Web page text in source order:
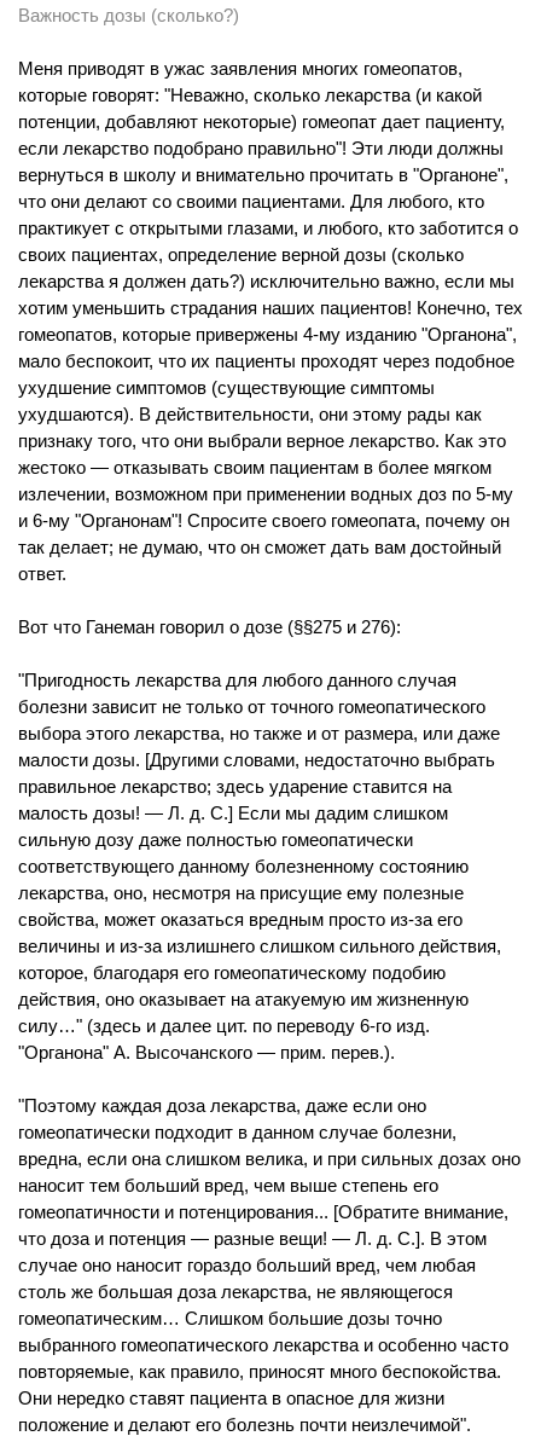
Важность дозы (сколько?)
Меня приводят в ужас заявления многих гомеопатов,
которые говорят: "Неважно, сколько лекарства (и какой
потенции, добавляют некоторые) гомеопат дает пациенту,
если лекарство подобрано правильно"! Эти люди должны
вернуться в школу и внимательно прочитать в "Органоне",
что они делают со своими пациентами. Для любого, кто
практикует с открытыми глазами, и любого, кто заботится о
своих пациентах, определение верной дозы (сколько
лекарства я должен дать?) исключительно важно, если мы
хотим уменьшить страдания наших пациентов! Конечно, тех
гомеопатов, которые привержены 4-му изданию "Органона",
мало беспокоит, что их пациенты проходят через подобное
ухудшение симптомов (существующие симптомы
ухудшаются). В действительности, они этому рады как
признаку того, что они выбрали верное лекарство. Как это
жестоко — отказывать своим пациентам в более мягком
излечении, возможном при применении водных доз по 5-му
и 6-му "Органонам"! Спросите своего гомеопата, почему он
так делает; не думаю, что он сможет дать вам достойный
ответ.
Вот что Ганеман говорил о дозе (§§275 и 276):
"Пригодность лекарства для любого данного случая
болезни зависит не только от точного гомеопатического
выбора этого лекарства, но также и от размера, или даже
малости дозы. [Другими словами, недостаточно выбрать
правильное лекарство; здесь ударение ставится на
малость дозы! — Л. д. С.] Если мы дадим слишком
сильную дозу даже полностью гомеопатически
соответствующего данному болезненному состоянию
лекарства, оно, несмотря на присущие ему полезные
свойства, может оказаться вредным просто из-за его
величины и из-за излишнего слишком сильного действия,
которое, благодаря его гомеопатическому подобию
действия, оно оказывает на атакуемую им жизненную
силу…" (здесь и далее цит. по переводу 6-го изд.
"Органона" А. Высочанского — прим. перев.).
"Поэтому каждая доза лекарства, даже если оно
гомеопатически подходит в данном случае болезни,
вредна, если она слишком велика, и при сильных дозах оно
наносит тем больший вред, чем выше степень его
гомеопатичности и потенцирования... [Обратите внимание,
что доза и потенция — разные вещи! — Л. д. С.]. В этом
случае оно наносит гораздо больший вред, чем любая
столь же большая доза лекарства, не являющегося
гомеопатическим… Слишком большие дозы точно
выбранного гомеопатического лекарства и особенно часто
повторяемые, как правило, приносят много беспокойства.
Они нередко ставят пациента в опасное для жизни
положение и делают его болезнь почти неизлечимой".